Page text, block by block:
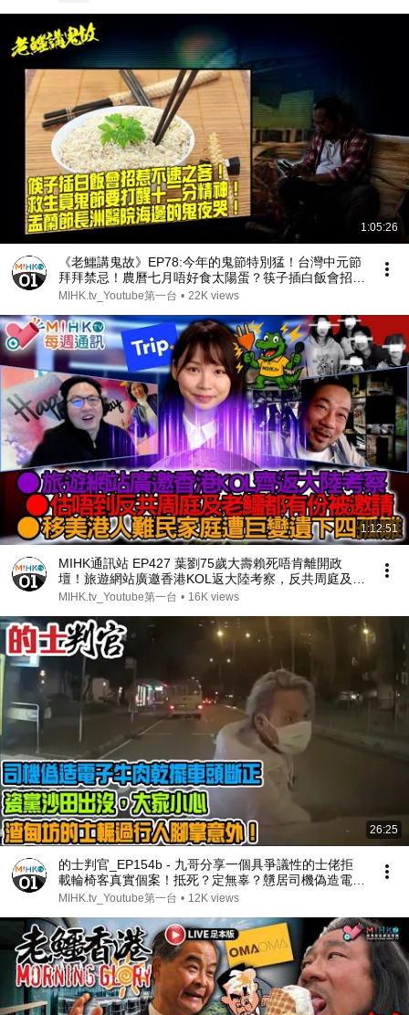
1:05:26
《老鱷講鬼故》EP78:今年的鬼節特別猛！台灣中元節
拜拜禁忌！農曆七月唔好食太陽蛋？筷子插白飯會招惹
不速之客！救生員鬼節要打醒十二分精神！香港最猛鬼
MIHK.tv_Youtube第一台 • 22K views
1:12:51
MIHK通訊站 EP427 葉劉75歲大壽賴死唔肯離開政
壇！旅遊網站廣邀香港KOL返大陸考察，反共周庭及老
鱷都有份？九千人付費觀賞偷拍照片網上群組，受害人
MIHK.tv_Youtube第一台 • 16K views
26:25
的士判官_EP154b - 九哥分享一個具爭議性的士佬拒
載輪椅客真實個案！抵死？定無辜？戇居司機偽造電子
牛肉乾擺車頭斷正！碰瓷黨沙田出沒，時勢唔好大家小
MIHK.tv_Youtube第一台 • 12K views